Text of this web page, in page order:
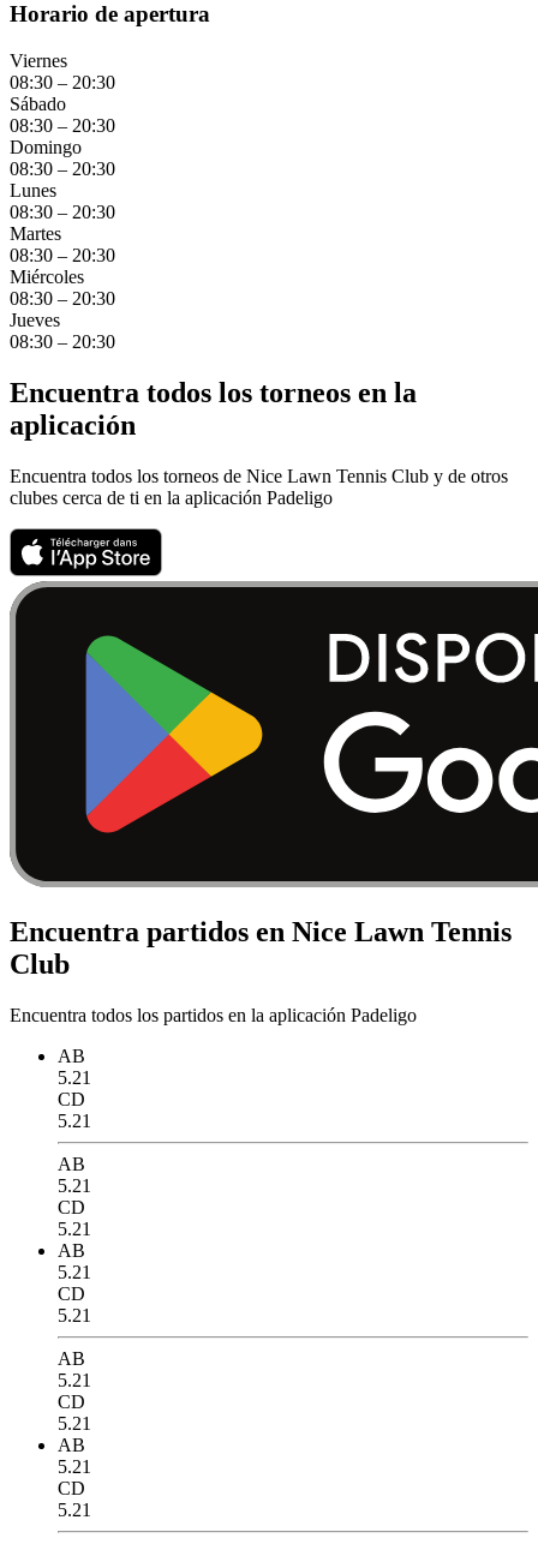
Horario de apertura
Viernes
08:30 – 20:30
Sábado
08:30 – 20:30
Domingo
08:30 – 20:30
Lunes
08:30 – 20:30
Martes
08:30 – 20:30
Miércoles
08:30 – 20:30
Jueves
08:30 – 20:30
Encuentra todos los torneos en la
aplicación
Encuentra todos los torneos de Nice Lawn Tennis Club y de otros
clubes cerca de ti en la aplicación Padeligo
Encuentra partidos en Nice Lawn Tennis
Club
Encuentra todos los partidos en la aplicación Padeligo
AB
5.21
CD
5.21
AB
5.21
CD
5.21
AB
5.21
CD
5.21
AB
5.21
CD
5.21
AB
5.21
CD
5.21